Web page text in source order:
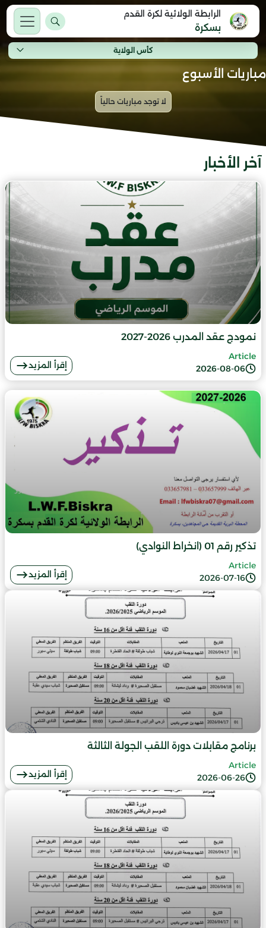
الرابطة الولائية لكرة القدم
بسكرة
كأس الولاية
مباريات الأسبوع
آخر الأخبار
نمودج عقد المدرب 2026-2027
2026-08-06
Article
إقرأ المزيد
تذكير رقم 01 (انخراط النوادي)
2026-07-16
Article
إقرأ المزيد
برنامج مقابلات دورة اللقب الجولة الثالثة
2026-06-26
Article
إقرأ المزيد